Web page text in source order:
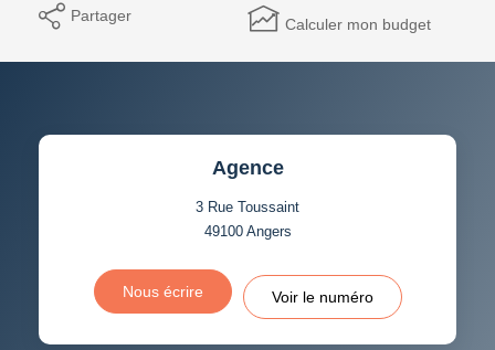
Partager Calculer mon budget
Agence
3 Rue Toussaint
49100 Angers
Nous écrire Voir le numéro